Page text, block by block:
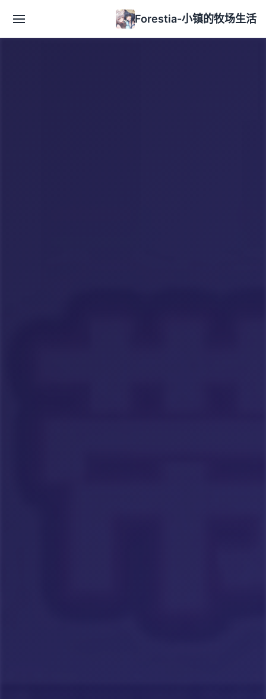
Forestia-小镇的牧场生活